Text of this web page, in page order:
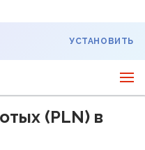
УСТАНОВИТЬ
(PLN) в